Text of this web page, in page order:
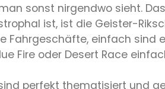
sonst nirgendwo sieht.
ist, ist die Geister-
einfach sind
Fire oder Desert Race
perfekt thematisiert und